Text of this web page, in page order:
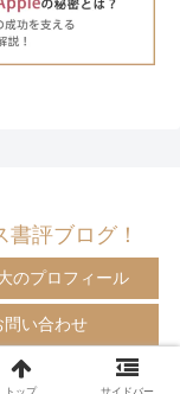
評ブログ！
のプロフィール
問い合わせ
グ！
トップ サイドバー